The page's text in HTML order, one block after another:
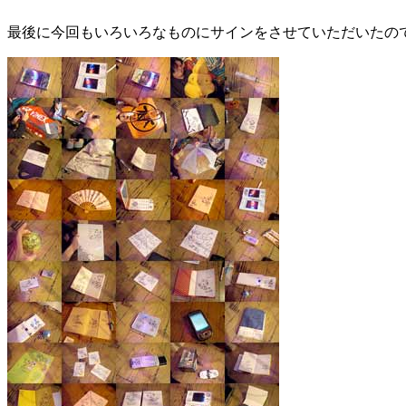
最後に今回もいろいろなものにサインをさせていただいたの